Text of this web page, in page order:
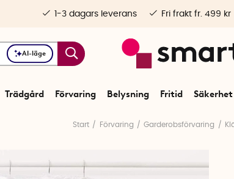
AI-läge
Trädgård Förvaring Belysning Fritid Säkerhet
1-3 dagars leverans Fri frakt fr. 499 kr
Start Förvaring Garderobsförvaring